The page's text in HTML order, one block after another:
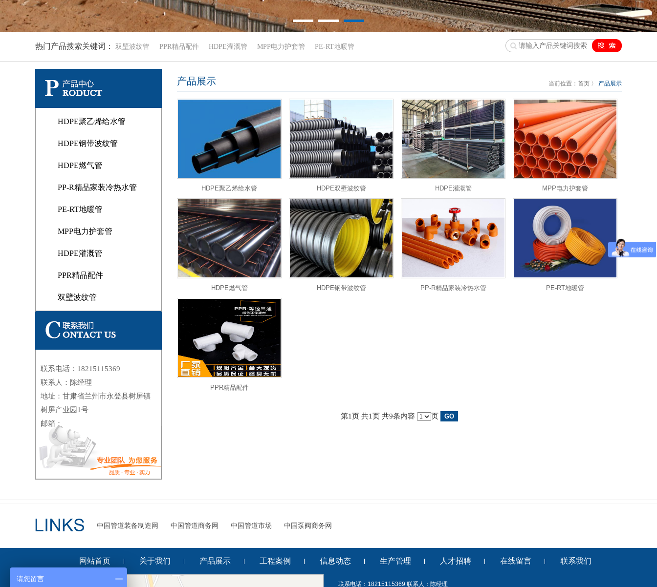
1 2
热门产品搜索关键词： 双壁波纹管 PPR精品配件 HDPE灌溉管 MPP电力护套管 PE-RT地暖管
HDPE聚乙烯给水管
HDPE钢带波纹管
HDPE燃气管
PP-R精品家装冷热水管
PE-RT地暖管
MPP电力护套管
HDPE灌溉管
PPR精品配件
双壁波纹管
联系电话：18215115369
联系人：陈经理
地址：甘肃省兰州市永登县树屏镇
树屏产业园1号
邮箱：
产品展示 当前位置： 首页 〉 产品展示
HDPE聚乙烯给水管 HDPE双壁波纹管 HDPE灌溉管 MPP电力护套管
HDPE燃气管 HDPE钢带波纹管 PP-R精品家装冷热水管 PE-RT地暖管
PPR精品配件
第1页 共1页 共9条内容 页
中国管道装备制造网 中国管道商务网 中国管道市场 中国泵阀商务网
网站首页 关于我们 产品展示 工程案例 信息动态 生产管理 人才招聘 在线留言 联系我们
联系电话：18215115369 联系人：陈经理
请您留言